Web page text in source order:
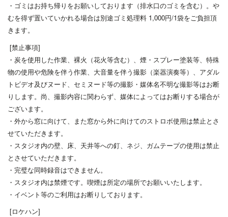
・ゴミはお持ち帰りをお願いしております（排水口のゴミを含む） 。や
むを得ず置いていかれる場合は別途ゴミ処理料 1,000円/1袋をご負担頂
きます。
[禁止事項]
・炭を使用した作業、裸火（花火等含む）、煙・スプレー塗装等、 特殊
物の使用や危険を伴う作業、大音量を伴う撮影（楽器演奏等）
、アダル
トビデオ及びヌード、セミヌード等の撮影・媒体名不明な撮影等はお断
りします。尚、撮影内容に関わらず、媒体によってはお断りする場合が
ございます。
・外から窓に向けて、また窓から外に向けてのストロボ使用は禁止とさ
せていただきます。
・スタジオ内の壁、床、天井等への釘、ネジ、ガムテープの使用は禁止
とさせていただきます。
・完璧な同時録音はできません。
・スタジオ内は禁煙です。喫煙は所定の場所でお願いいたします。
・イベント等のご利用はお断りしております。
[ロケハン]